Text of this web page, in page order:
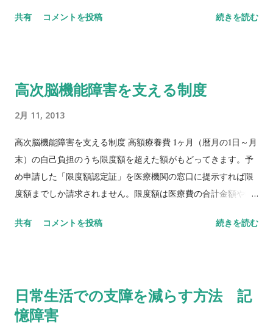
共有 コメントを投稿 続きを読む
高次脳機能障害を支える制度
2月 11, 2013
高次脳機能障害を支える制度 高額療養費 1ヶ月（暦月の1日～月
末）の自己負担のうち限度額を超えた額がもどってきます。予
め申請した「限度額認定証」を医療機関の窓口に提示すれば限
度額までしか請求されません。限度額は医療費の合計金額や収
共有 コメントを投稿 続きを読む
日常生活での支障を減らす方法 記
憶障害